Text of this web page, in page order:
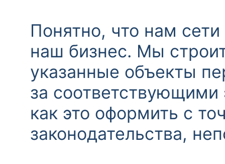
Понятно, что нам
наш бизнес. Мы
указанные объекты
за
как это оформить с
законодательства,